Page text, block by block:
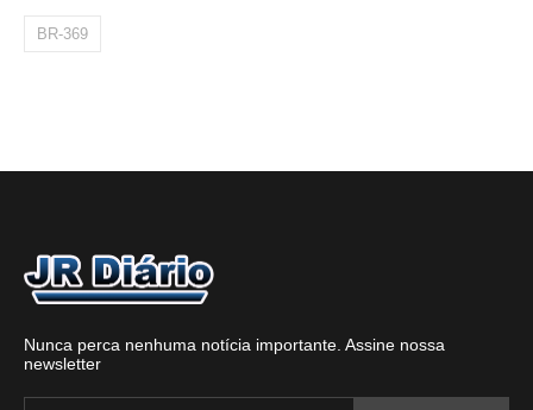
BR-369
Nunca perca nenhuma notícia importante. Assine nossa
newsletter